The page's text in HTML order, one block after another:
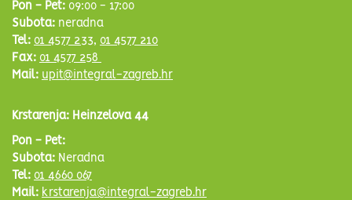
Pon - Pet: 09:00 - 17:00
Subota: neradna
Tel: 01 4577 233, 01 4577 210
Fax: 01 4577 258
Mail: upit@integral-zagreb.hr
Krstarenja: Heinzelova 44
Pon - Pet:
Subota: Neradna
Tel: 01 4660 067
Mail: krstarenja@integral-zagreb.hr